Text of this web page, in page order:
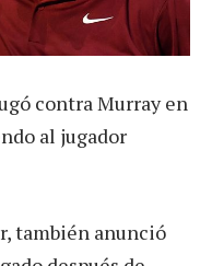
contra Murray en
al jugador
también anunció